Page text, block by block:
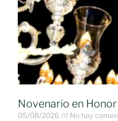
Novenario en
05/08/2026 No hay